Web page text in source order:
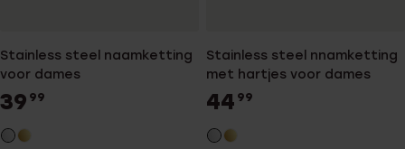
Stainless steel naamketting
voor dames
39 99
Stainless steel nnamketting
met hartjes voor dames
44 99